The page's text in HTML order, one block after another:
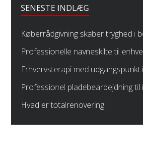
SENESTE INDLÆG
Køberrådgivning skaber tryghed i
Professionelle navneskilte til
Erhvervsterapi med udgangspunkt
Professionel pladebearbejdning til
Hvad er totalrenovering